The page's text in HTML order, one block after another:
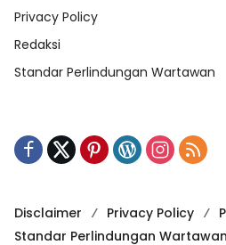
Privacy Policy
Redaksi
Standar Perlindungan Wartawan
Disclaimer Privacy Policy
Standar Perlindungan Wartawan